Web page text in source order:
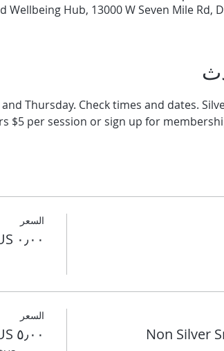
Wellbeing Hub, 13000 W Seven Mile Rd,
Thursday. Check times and dates.
$5 per session or sign up for
السعر
Non Silver
السعر